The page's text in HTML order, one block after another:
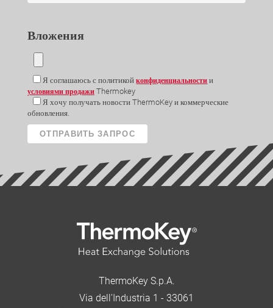
Вложения
Я соглашаюсь с политикойконфиденциальности и
условиями продажи Thermokey
Я хочу получать новости ThermoKey и коммерческие
обновления.
ThermoKey S.p.A.
Via dell'Industria 1 - 33061